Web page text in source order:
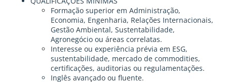
Formação superior em Administração,
Economia, Engenharia, Relações Internacionais,
Gestão Ambiental, Sustentabilidade,
Agronegócio ou áreas correlatas.
Interesse ou experiência prévia em ESG,
sustentabilidade, mercado de commodities,
certificações, auditorias ou regulamentações.
Inglês avançado ou fluente.